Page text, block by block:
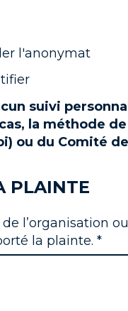
l'anonymat
suivi
la méthode
ou du Comité
PLAINTE
l’organisation
la plainte. *